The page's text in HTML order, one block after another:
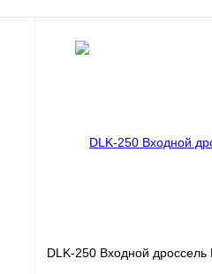
DLK-250 Входной дроссель